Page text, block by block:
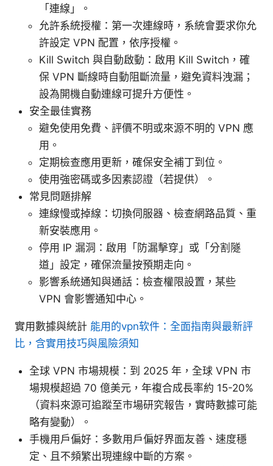
「連線」。
允許系統授權：第一次連線時，系統會要求你允
許設定 VPN 配置，依序授權。
Kill Switch 與自動啟動：啟用 Kill Switch，確
保 VPN 斷線時自動阻斷流量，避免資料洩漏；
設為開機自動連線可提升方便性。
安全最佳實務
避免使用免費、評價不明或來源不明的 VPN 應
用。
定期檢查應用更新，確保安全補丁到位。
使用強密碼或多因素認證（若提供）。
常見問題排解
連線慢或掉線：切換伺服器、檢查網路品質、重
新安裝應用。
停用 IP 漏洞：啟用「防漏擊穿」或「分割隧
道」設定，確保流量按預期走向。
影響系統通知與通話：檢查權限設置，某些
VPN 會影響通知中心。
實用數據與統計 能用的vpn软件：全面指南與最新評
比，含實用技巧與風險須知
全球 VPN 市場規模：到 2025 年，全球 VPN 市
場規模超過 70 億美元，年複合成長率約 15-20%
（資料來源可追蹤至市場研究報告，實時數據可能
略有變動）。
手機用戶偏好：多數用戶偏好界面友善、速度穩
定、且不頻繁出現連線中斷的方案。